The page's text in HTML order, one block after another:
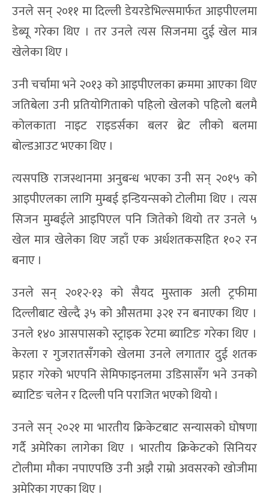
उनले सन् २०११ मा दिल्ली डेयरडेभिल्समार्फत आइपीएलमा
डेब्यू गरेका थिए । तर उनले त्यस सिजनमा दुई खेल मात्र
खेलेका थिए ।
उनी चर्चामा भने २०१३ को आइपीएलका क्रममा आएका थिए
जतिबेला उनी प्रतियोगिताको पहिलो खेलको पहिलो बलमै
कोलकाता नाइट राइडर्सका बलर ब्रेट लीको बलमा
बोल्डआउट भएका थिए ।
त्यसपछि राजस्थानमा अनुबन्ध भएका उनी सन् २०१५ को
आइपीएलका लागि मुम्बई इन्डियन्सको टोलीमा थिए । त्यस
सिजन मुम्बईले आइपिएल पनि जितेको थियो तर उनले ५
खेल मात्र खेलेका थिए जहाँ एक अर्धशतकसहित १०२ रन
बनाए ।
उनले सन् २०१२-१३ को सैयद मुस्ताक अली ट्रफीमा
दिल्लीबाट खेल्दै ३५ को औसतमा ३२१ रन बनाएका थिए ।
उनले १४० आसपासको स्ट्राइक रेटमा ब्याटिङ गरेका थिए ।
केरला र गुजरातसँगको खेलमा उनले लगातार दुई शतक
प्रहार गरेको भएपनि सेमिफाइनलमा उडिसासँग भने उनको
ब्याटिङ चलेन र दिल्ली पनि पराजित भएको थियो ।
उनले सन् २०२१ मा भारतीय क्रिकेटबाट सन्यासको घोषणा
गर्दै अमेरिका लागेका थिए । भारतीय क्रिकेटको सिनियर
टोलीमा मौका नपाएपछि उनी अझै राम्रो अवसरको खोजीमा
अमेरिका गएका थिए ।